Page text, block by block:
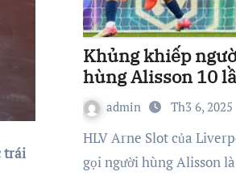
trái
Khủng khiếp
hùng Alisson 10
cứu thua cho
admin Th3 6, 2025
HLV Arne Slot của
gọi người hùng Alisson